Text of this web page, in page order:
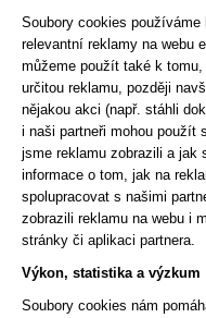
Soubory cookies
relevantní reklamy na webu
můžeme použít také k
určitou reklamu, později
nějakou akci (např. stáhli
i naši partneři mohou použít
jsme reklamu zobrazili a jak
informace o tom, jak na
spolupracovat s našimi
zobrazili reklamu na webu i
stránky či aplikaci partnera.
Výkon, statistika a výzkum
Soubory cookies nám